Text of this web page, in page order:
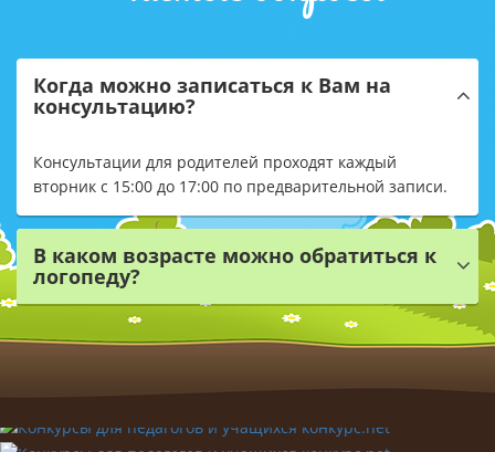
Когда можно записаться к Вам на
консультацию?
Консультации для родителей проходят каждый
вторник с 15:00 до 17:00 по предварительной записи.
В каком возрасте можно обратиться к
логопеду?